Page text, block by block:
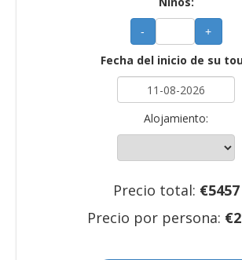
- +
Fecha del inicio de su
Alojamiento:
Precio total: €5457
Precio por persona: €